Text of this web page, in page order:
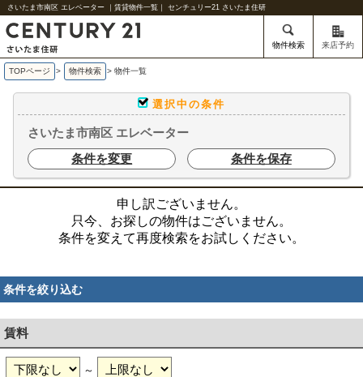
さいたま市南区 エレベーター ｜賃貸物件一覧｜ センチュリー21 さいたま住研
物件検索 来店予約
TOPページ > 物件検索 > 物件一覧
選択中の条件
さいたま市南区 エレベーター
条件を変更
条件を保存
申し訳ございません。
只今、お探しの物件はございません。
条件を変えて再度検索をお試しください。
条件を絞り込む
賃料
～